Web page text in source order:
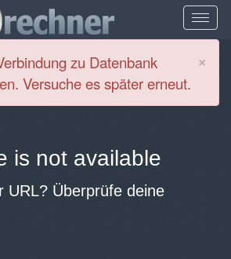
×
zu Datenbank
Versuche es später erneut.
is not available
URL? Überprüfe deine